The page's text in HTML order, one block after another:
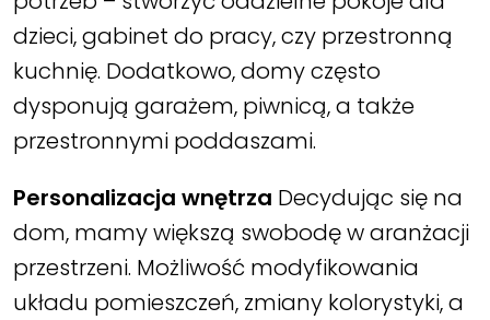
dzieci, gabinet do pracy, czy przestronną
kuchnię. Dodatkowo, domy często
dysponują garażem, piwnicą, a także
przestronnymi poddaszami.
Personalizacja wnętrza Decydując się na
dom, mamy większą swobodę w aranżacji
przestrzeni. Możliwość modyfikowania
układu pomieszczeń, zmiany kolorystyki, a